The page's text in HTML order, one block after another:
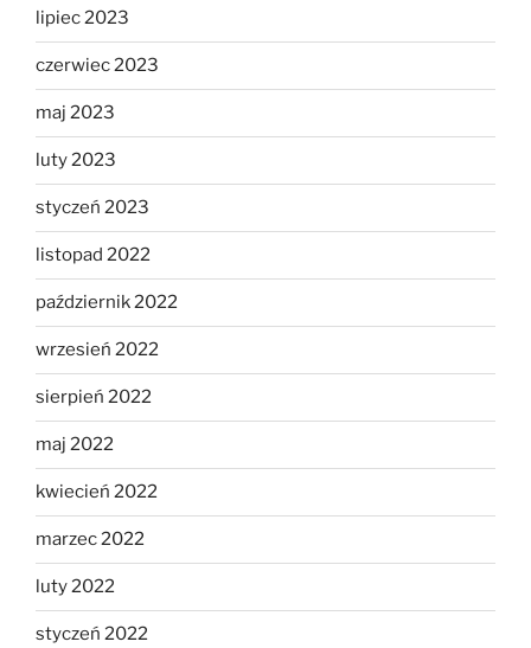
lipiec 2023
czerwiec 2023
maj 2023
luty 2023
styczeń 2023
listopad 2022
październik 2022
wrzesień 2022
sierpień 2022
maj 2022
kwiecień 2022
marzec 2022
luty 2022
styczeń 2022